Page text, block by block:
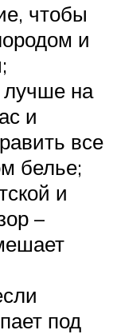
чтобы
и
лучше на
и
все
белье;
и
–
под